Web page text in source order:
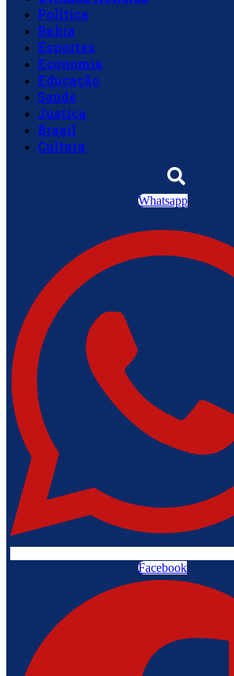
Política
Bahia
Esportes
Economia
Educação
Saúde
Justiça
Brasil
Cultura
Whatsapp
Facebook